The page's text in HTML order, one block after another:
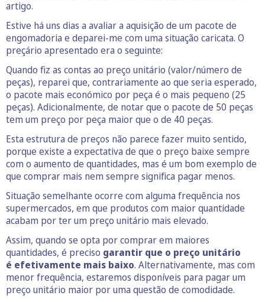
artigo.
Estive há uns dias a avaliar a aquisição de um pacote de
engomadoria e deparei-me com uma situação caricata. O
preçário apresentado era o seguinte:
Quando fiz as contas ao preço unitário (valor/número de
peças), reparei que, contrariamente ao que seria esperado,
o pacote mais económico por peça é o mais pequeno (25
peças). Adicionalmente, de notar que o pacote de 50 peças
tem um preço por peça maior que o de 40 peças.
Esta estrutura de preços não parece fazer muito sentido,
porque existe a expectativa de que o preço baixe sempre
com o aumento de quantidades, mas é um bom exemplo de
que comprar mais nem sempre significa pagar menos.
Situação semelhante ocorre com alguma frequência nos
supermercados, em que produtos com maior quantidade
acabam por ter um preço unitário mais elevado.
Assim, quando se opta por comprar em maiores
quantidades, é preciso garantir que o preço unitário
é efetivamente mais baixo. Alternativamente, mas com
menor frequência, estaremos disponíveis para pagar um
preço unitário maior por uma questão de comodidade.